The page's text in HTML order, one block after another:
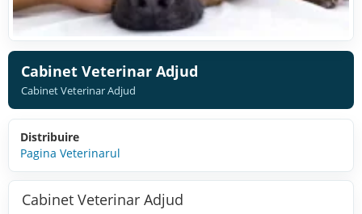
Cabinet Veterinar Adjud
Cabinet Veterinar Adjud
Distribuire
Pagina Veterinarul
Cabinet Veterinar Adjud